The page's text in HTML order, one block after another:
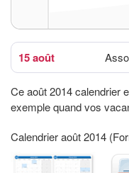
15 août
Ce août 2014 calendrier
exemple quand vos
Calendrier août 2014